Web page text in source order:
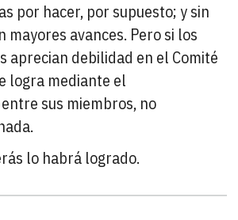
por hacer, por supuesto; y sin
mayores avances. Pero si los
aprecian debilidad en el Comité
logra mediante el
sus miembros, no
lo habrá logrado.